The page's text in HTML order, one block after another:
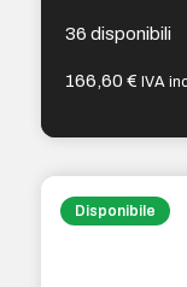
36 disponibili
166,60€ IVA
Disponibile